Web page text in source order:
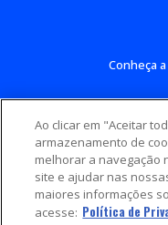
Conheça
Ao clicar em "Aceitar
armazenamento de
melhorar a navegação
site e ajudar nas
maiores informações
acesse: Política de